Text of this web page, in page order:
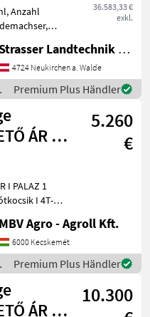
36.583,33 €
exkl.
Anzahl
Rückwand,
Strasser Landtechnik GmbH
4724 Neukirchen a. Walde
Premium Plus Händler
ÁR I
I 4T-8
5.260
€
I PALAZ 1
I 4T-8T
kizárólag
Vásároljon
az importőrtől,
PALAZ
MBV Agro - Agroll Kft.
6000 Kecskemét
Premium Plus Händler
ÁR I
10.300